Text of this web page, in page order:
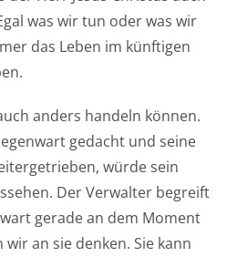
was wir tun oder was wir
das Leben im künftigen
anders handeln können.
gedacht und seine
würde sein
Der Verwalter begreift
gerade an dem Moment
an sie denken. Sie kann